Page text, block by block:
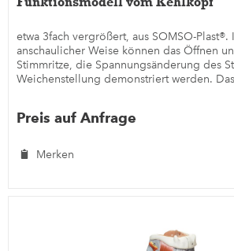
etwa 3fach vergrößert, aus SOMSO-Plast®.
anschaulicher Weise können das Öffnen
Stimmritze, die Spannungsänderung des
Weichenstellung demonstriert werden.
Preis auf Anfrage
Merken